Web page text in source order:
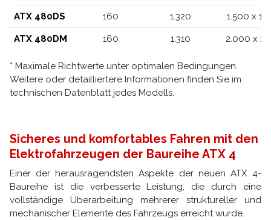
ATX 480DS 160 1.320 1.500 x
ATX 480DM 160 1.310 2.000 x
* Maximale Richtwerte unter optimalen Bedingungen.
Weitere oder detailliertere Informationen finden Sie im
technischen Datenblatt jedes Modells.
Sicheres und komfortables Fahren mit den
Elektrofahrzeugen der Baureihe ATX 4
Einer der herausragendsten Aspekte der neuen ATX 4-
Baureihe ist die verbesserte Leistung, die durch eine
vollständige Überarbeitung mehrerer struktureller und
mechanischer Elemente des Fahrzeugs erreicht wurde.